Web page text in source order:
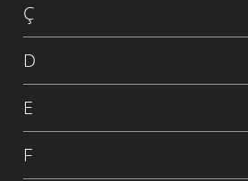
Ç
D
E
F